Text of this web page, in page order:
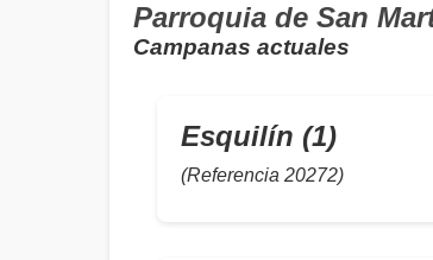
Parroquia de San
Campanas actuales
Esquilín (1)
(Referencia 20272)